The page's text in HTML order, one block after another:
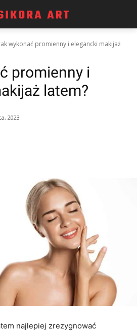
Jak wykonać promienny i elegancki makijaż
promienny i
latem?
2023
najlepiej zrezygnować